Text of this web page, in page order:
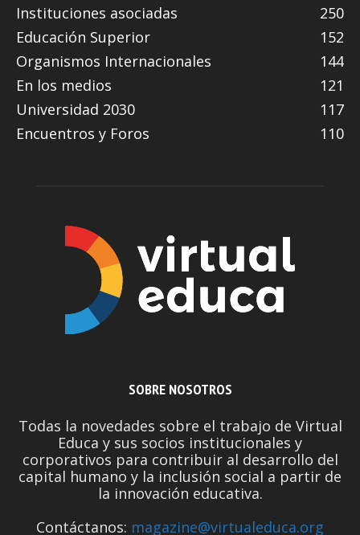
Instituciones asociadas
250
Educación Superior
152
Organismos Internacionales
144
En los medios
121
Universidad 2030
117
Encuentros y Foros
110
SOBRE NOSOTROS
Todas la novedades sobre el trabajo de Virtual
Educa y sus socios institucionales y
corporativos para contribuir al desarrollo del
capital humano y la inclusión social a partir de
la innovación educativa.
Contáctanos: magazine@virtualeduca.org